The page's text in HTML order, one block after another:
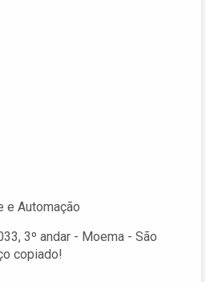
e Automação
3º andar - Moema - São
copiado!